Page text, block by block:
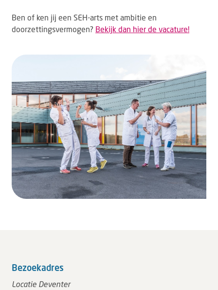
Ben of ken jij een SEH-arts met ambitie en
doorzettingsvermogen? Bekijk dan hier de vacature!
Bezoekadres
Locatie Deventer